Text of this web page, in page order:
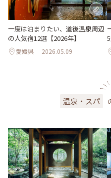
一度は泊まりたい、道後温泉周辺
の人気宿12選【2026年】
愛媛県 2026.05.09
温泉・スパ